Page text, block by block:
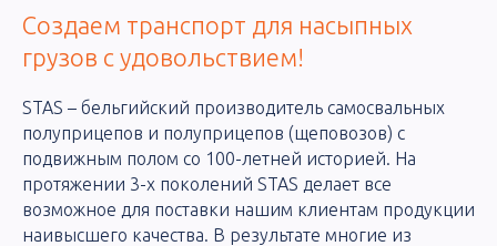
Создаем транспорт для насыпных
грузов с удовольствием!
STAS – бельгийский производитель самосвальных
полуприцепов и полуприцепов (щеповозов) с
подвижным полом со 100-летней историей. На
протяжении 3-х поколений STAS делает все
возможное для поставки нашим клиентам продукции
наивысшего качества. В результате многие из